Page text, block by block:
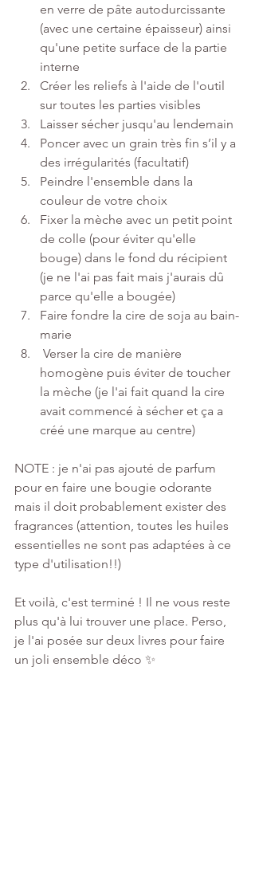
en verre de pâte autodurcissante
(avec une certaine épaisseur) ainsi
qu'une petite surface de la partie
interne
Créer les reliefs à l'aide de l'outil
sur toutes les parties visibles
Laisser sécher jusqu'au lendemain
Poncer avec un grain très fin s’il y a
des irrégularités (facultatif)
Peindre l'ensemble dans la
couleur de votre choix
Fixer la mèche avec un petit point
de colle (pour éviter qu'elle
bouge) dans le fond du récipient
(je ne l'ai pas fait mais j'aurais dû
parce qu'elle a bougée)
Faire fondre la cire de soja au bain-
marie
homogène puis éviter de toucher
la mèche (je l'ai fait quand la cire
avait commencé à sécher et ça a
créé une marque au centre)
NOTE : je n'ai pas ajouté de parfum
pour en faire une bougie odorante
mais il doit probablement exister des
fragrances (attention, toutes les huiles
essentielles ne sont pas adaptées à ce
type d'utilisation!!)
Et voilà, c'est terminé ! Il ne vous reste
plus qu'à lui trouver une place. Perso,
je l'ai posée sur deux livres pour faire
un joli ensemble déco ✨